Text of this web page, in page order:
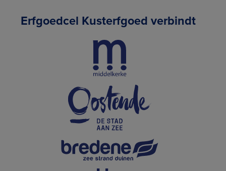
Erfgoedcel Kusterfgoed verbindt